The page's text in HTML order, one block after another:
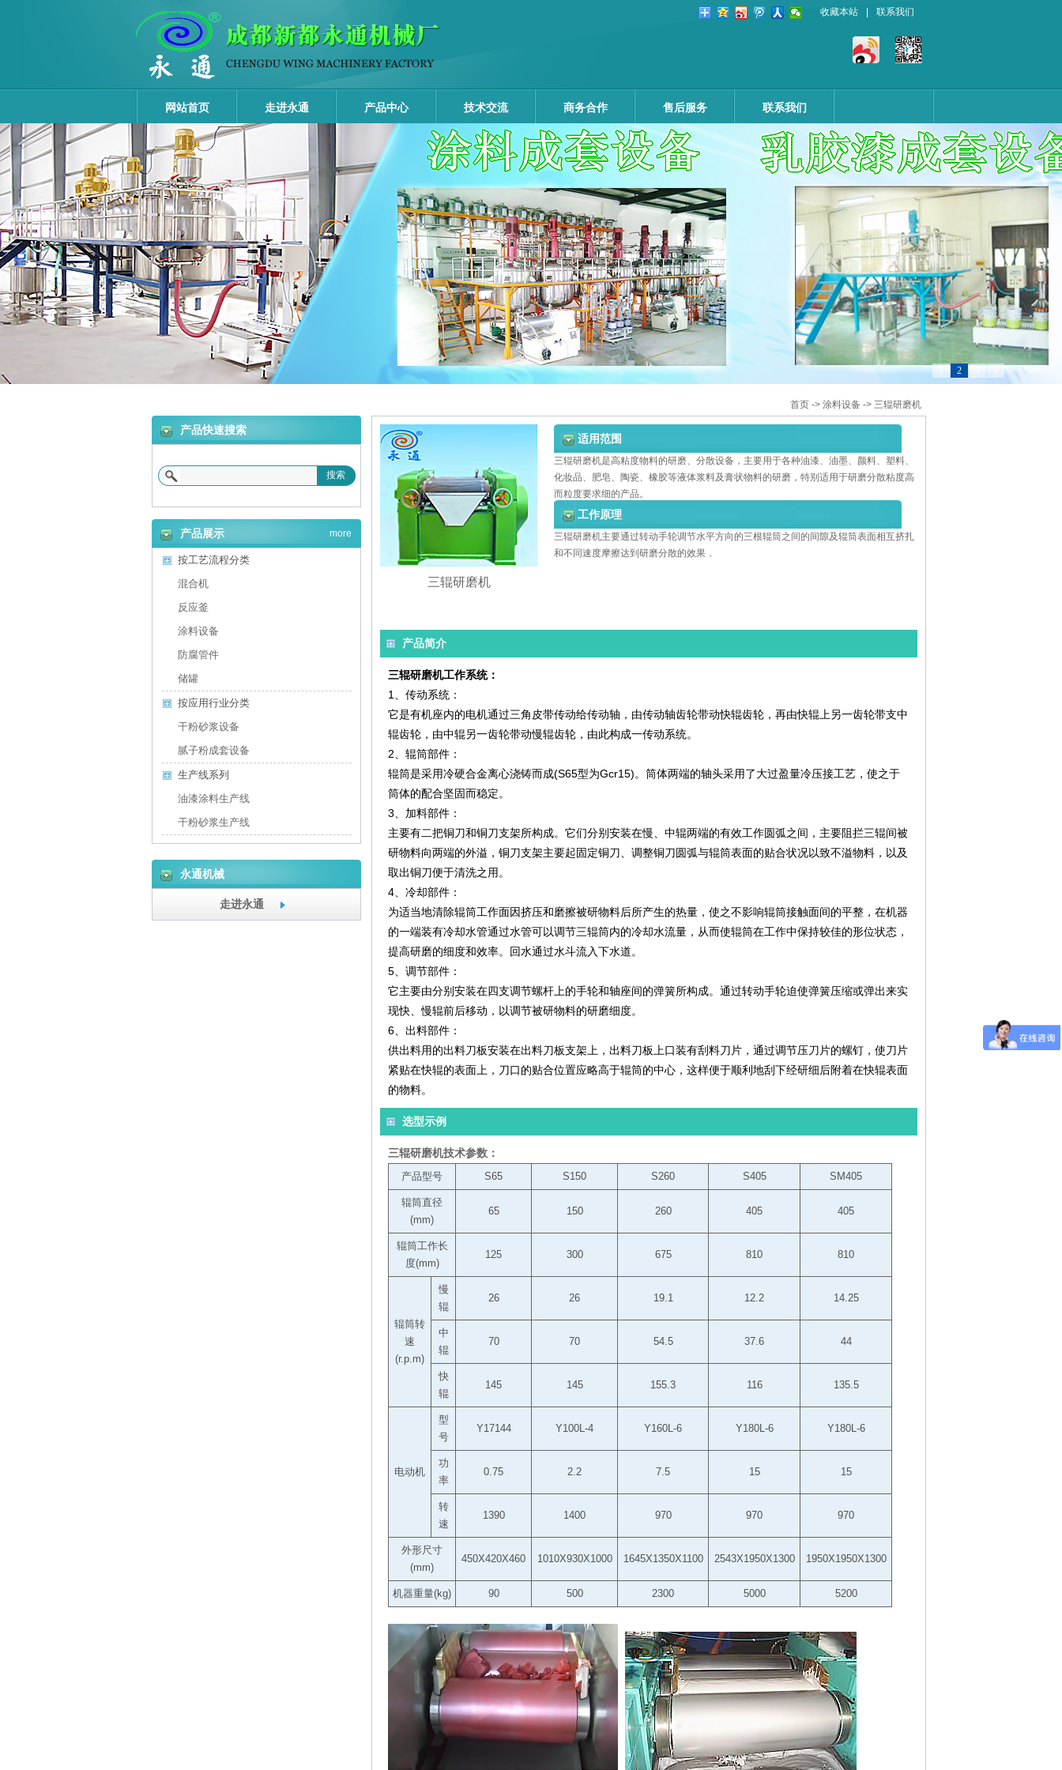
收藏本站 联系我们
网站首页 走进永通 产品中心 技术交流 商务合作 售后服务 联系我们
2
首页 -> 涂料设备 -> 三辊研磨机
三辊研磨机
适用范围
三辊研磨机是高粘度物料的研磨、分散设备，主要用于各种油漆、油墨、颜料、塑料、
化妆品、肥皂、陶瓷、橡胶等液体浆料及膏状物料的研磨，特别适用于研磨分散粘度高
而粒度要求细的产品。
工作原理
三辊研磨机主要通过转动手轮调节水平方向的三根辊筒之间的间隙及辊筒表面相互挤扎
和不同速度摩擦达到研磨分散的效果．
产品简介
三辊研磨机工作系统：
1、 传动系统：
它是有机座内的电机通过三角皮带传动给传动轴，由传动轴齿轮带动快辊齿轮，再由快辊上另一齿轮带支中
辊齿轮，由中辊另一齿轮带动慢辊齿轮，由此构成一传动系统。
2、辊筒部件：
辊筒是采用冷硬合金离心浇铸而成(S65型为Gcr15)。筒体两端的轴头采用了大过盈量冷压接工艺，使之于
筒体的配合坚固而稳定。
3、加料部件：
主要有二把铜刀和铜刀支架所构成。它们分别安装在慢、中辊两端的有效工作圆弧之间，主要阻拦三辊间被
研物料向两端的外溢，铜刀支架主要起固定铜刀、调整铜刀圆弧与辊筒表面的贴合状况以致不溢物料，以及
取出铜刀便于清洗之用。
4、冷却部件：
为适当地清除辊筒工作面因挤压和磨擦被研物料后所产生的热量，使之不影响辊筒接触面间的平整，在机器
的一端装有冷却水管通过水管可以调节三辊筒内的冷却水流量，从而使辊筒在工作中保持较佳的形位状态，
提高研磨的细度和效率。回水通过水斗流入下水道。
5、调节部件：
它主要由分别安装在四支调节螺杆上的手轮和轴座间的弹簧所构成。通过转动手轮迫使弹簧压缩或弹出来实
现快、慢辊前后移动，以调节被研物料的研磨细度。
6、出料部件：
供出料用的出料刀板安装在出料刀板支架上，出料刀板上口装有刮料刀片，通过调节压刀片的螺钉，使刀片
紧贴在快辊的表面上，刀口的贴合位置应略高于辊筒的中心，这样便于顺利地刮下经研细后附着在快辊表面
的物料。
选型示例
三辊研磨机技术参数：
产品型号 S65 S150 S260 S405 SM405
辊筒直径
(mm)
65 150 260 405 405
辊筒工作长
度(mm)
125 300 675 810 810
辊筒转
速
(r.p.m)
慢
辊
26 26 19.1 12.2 14.25
中
辊
70 70 54.5 37.6 44
快
辊
145 145 155.3 116 135.5
电动机
型
号
Y17144 Y100L-4 Y160L-6 Y180L-6 Y180L-6
功
率
0.75 2.2 7.5 15 15
转
速
1390 1400 970 970 970
外形尺寸
(mm)
450X420X460 1010X930X1000 1645X1350X1100 2543X1950X1300 1950X1950X1300
机器重量(kg) 90 500 2300 5000 5200
产品快速搜索
搜索
产品展示
按工艺流程分类
混合机
反应釜
涂料设备
防腐管件
储罐
按应用行业分类
干粉砂浆设备
腻子粉成套设备
生产线系列
油漆涂料生产线
干粉砂浆生产线
more
永通机械
走进永通